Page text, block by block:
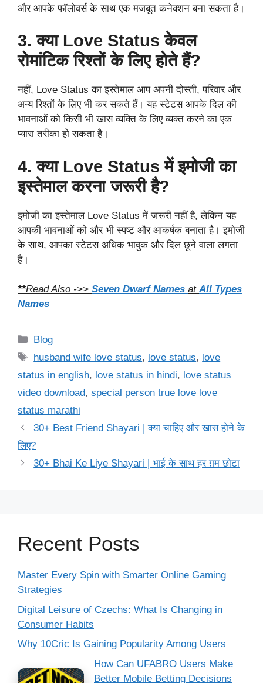
और आपके फॉलोवर्स के साथ एक मजबूत कनेक्शन बना सकता है।
3. क्या Love Status केवल
रोमांटिक रिश्तों के लिए होते हैं?
नहीं, Love Status का इस्तेमाल आप अपनी दोस्ती, परिवार और
अन्य रिश्तों के लिए भी कर सकते हैं। यह स्टेटस आपके दिल की
भावनाओं को किसी भी खास व्यक्ति के लिए व्यक्त करने का एक
प्यारा तरीका हो सकता है।
4. क्या Love Status में इमोजी का
इस्तेमाल करना जरूरी है?
इमोजी का इस्तेमाल Love Status में जरूरी नहीं है, लेकिन यह
आपकी भावनाओं को और भी स्पष्ट और आकर्षक बनाता है। इमोजी
के साथ, आपका स्टेटस अधिक भावुक और दिल छूने वाला लगता
है।
**Read Also ->> Seven Dwarf Names atAll Types
Names
Categories
Blog
Tags
husband wife love status, love status, love
status in english, love status in hindi, love status
video download, special person true love love
status marathi
30+ Best Friend Shayari | क्या चाहिए और खास होने के
लिए?
30+ Bhai Ke Liye Shayari | भाई के साथ हर ग़म छोटा
Recent Posts
Master Every Spin with Smarter Online Gaming
Strategies
Digital Leisure of Czechs: What Is Changing in
Consumer Habits
Why 10Cric Is Gaining Popularity Among Users
How Can UFABRO Users Make
Better Mobile Betting Decisions